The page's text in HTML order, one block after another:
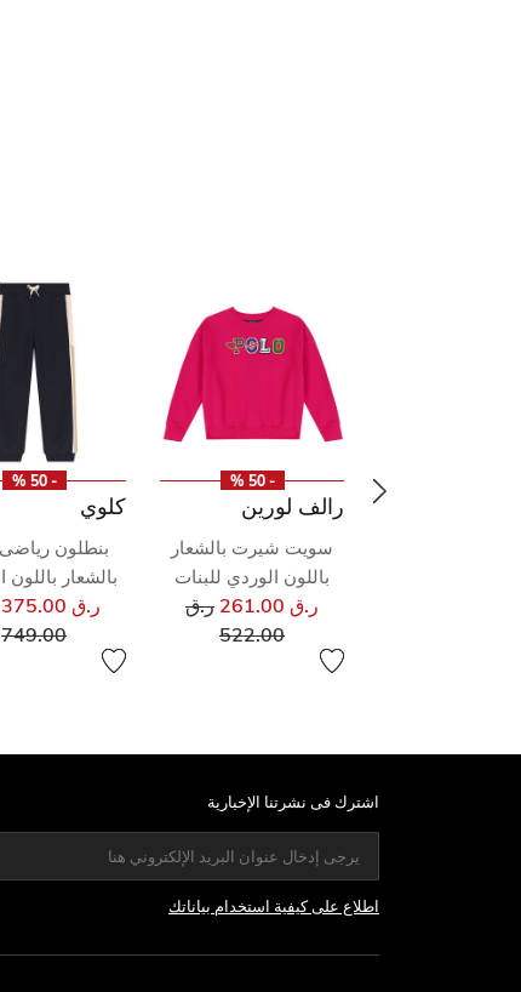
سعر مخفض من
- 50 %
رالف لورين
سويت شيرت بالشعار
باللون الوردي للبنات
ر.ق 261.00 سعر مخفض من
ر.ق
522.00إلى
- 50 %
كلوي
بنطلون
بالشعار باللون
ر.ق 375.00
749.00
اشترك فى نشرتنا الإخبارية
اطلاع على كيفية استخدام بياناتك